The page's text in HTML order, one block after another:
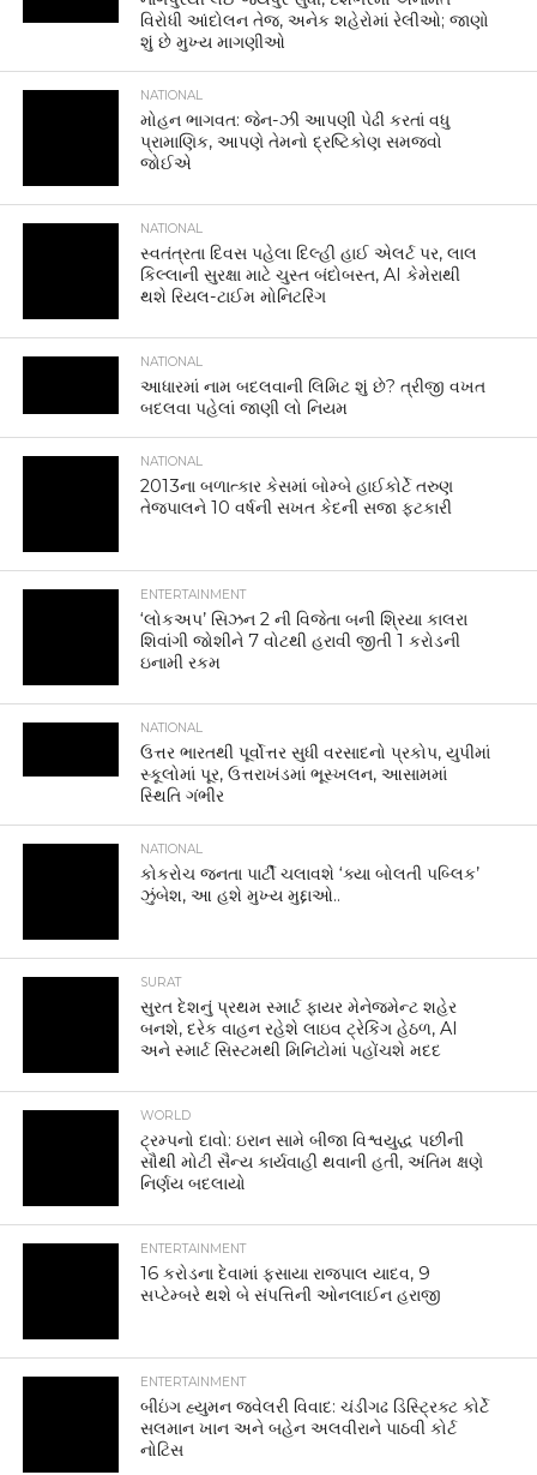
વિરોધી આંદોલન તેજ, અનેક શહેરોમાં રેલીઓ; જાણો
શું છે મુખ્ય માગણીઓ
NATIONAL
મોહન ભાગવત: જેન-ઝી આપણી પેઢી કરતાં વધુ
પ્રામાણિક, આપણે તેમનો દ્રષ્ટિકોણ સમજવો
જોઈએ
NATIONAL
સ્વતંત્રતા દિવસ પહેલા દિલ્હી હાઈ એલર્ટ પર, લાલ
કિલ્લાની સુરક્ષા માટે ચુસ્ત બંદોબસ્ત, AI કેમેરાથી
થશે રિયલ-ટાઈમ મોનિટરિંગ
NATIONAL
આધારમાં નામ બદલવાની લિમિટ શું છે? ત્રીજી વખત
બદલવા પહેલાં જાણી લો નિયમ
NATIONAL
2013ના બળાત્કાર કેસમાં બોમ્બે હાઈકોર્ટે તરુણ
તેજપાલને 10 વર્ષની સખત કેદની સજા ફટકારી
ENTERTAINMENT
‘લોકઅપ’ સિઝન 2 ની વિજેતા બની શ્રિયા કાલરા
શિવાંગી જોશીને 7 વોટથી હરાવી જીતી 1 કરોડની
ઇનામી રકમ
NATIONAL
ઉત્તર ભારતથી પૂર્વોત્તર સુધી વરસાદનો પ્રકોપ, યુપીમાં
સ્કૂલોમાં પૂર, ઉત્તરાખંડમાં ભૂસ્ખલન, આસામમાં
સ્થિતિ ગંભીર
NATIONAL
કોકરોચ જનતા પાર્ટી ચલાવશે ‘ક્યા બોલતી પબ્લિક’
ઝુંબેશ, આ હશે મુખ્ય મુદ્દાઓ..
SURAT
સુરત દેશનું પ્રથમ સ્માર્ટ ફાયર મેનેજમેન્ટ શહેર
બનશે, દરેક વાહન રહેશે લાઇવ ટ્રેકિંગ હેઠળ, AI
અને સ્માર્ટ સિસ્ટમથી મિનિટોમાં પહોંચશે મદદ
WORLD
ટ્રમ્પનો દાવો: ઇરાન સામે બીજા વિશ્વયુદ્ધ પછીની
સૌથી મોટી સૈન્ય કાર્યવાહી થવાની હતી, અંતિમ ક્ષણે
નિર્ણય બદલાયો
ENTERTAINMENT
16 કરોડના દેવામાં ફસાયા રાજપાલ યાદવ, 9
સપ્ટેમ્બરે થશે બે સંપત્તિની ઓનલાઈન હરાજી
ENTERTAINMENT
બીઇંગ હ્યુમન જ્વેલરી વિવાદ: ચંડીગઢ ડિસ્ટ્રિક્ટ કોર્ટે
સલમાન ખાન અને બહેન અલવીરાને પાઠવી કોર્ટ
નોટિસ